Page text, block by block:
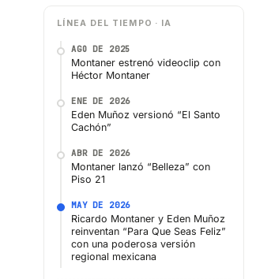
LÍNEA DEL TIEMPO · IA
AGO DE 2025
Montaner estrenó videoclip con
Héctor Montaner
ENE DE 2026
Eden Muñoz versionó “El Santo
Cachón”
ABR DE 2026
Montaner lanzó “Belleza” con
Piso 21
MAY DE 2026
Ricardo Montaner y Eden Muñoz
reinventan “Para Que Seas Feliz”
con una poderosa versión
regional mexicana